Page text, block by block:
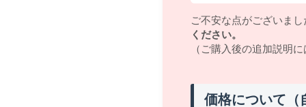
ご不安な点がございまし
ください。
（ご購入後の追加説明
価格について（